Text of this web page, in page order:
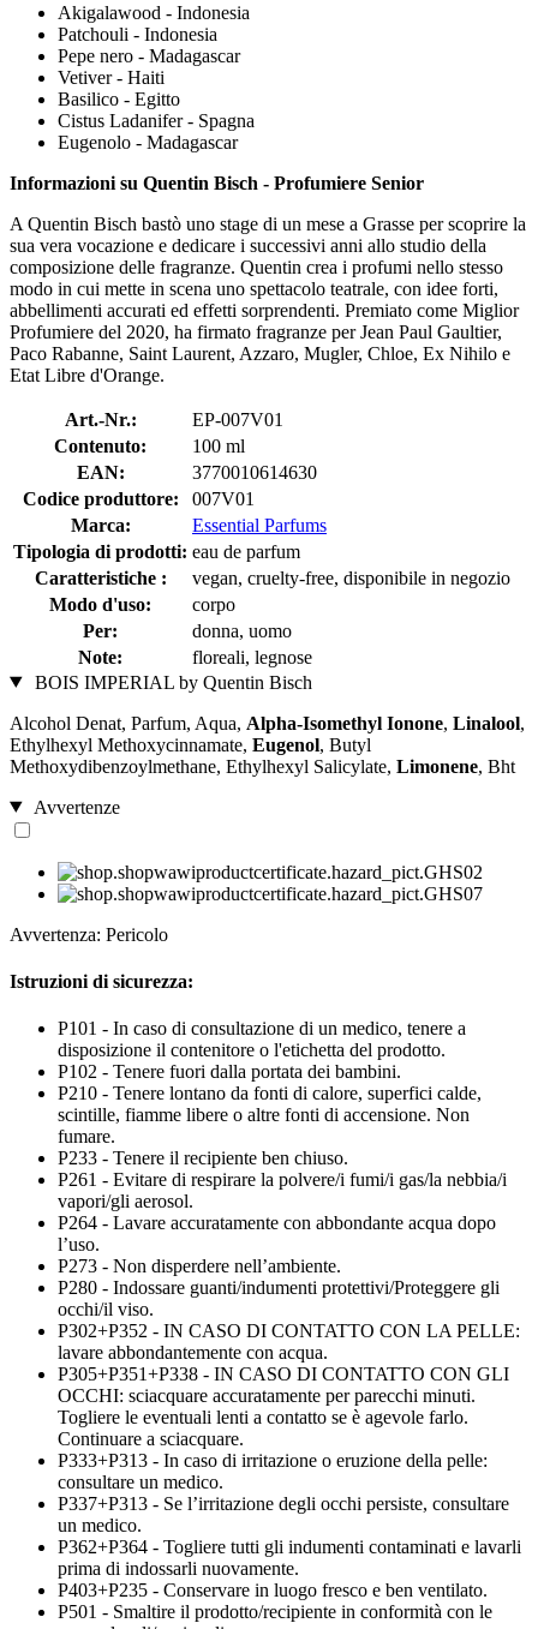
Akigalawood - Indonesia
Patchouli - Indonesia
Pepe nero - Madagascar
Vetiver - Haiti
Basilico - Egitto
Cistus Ladanifer - Spagna
Eugenolo - Madagascar
Informazioni su Quentin Bisch - Profumiere Senior
A Quentin Bisch bastò uno stage di un mese a Grasse per scoprire la
sua vera vocazione e dedicare i successivi anni allo studio della
composizione delle fragranze. Quentin crea i profumi nello stesso
modo in cui mette in scena uno spettacolo teatrale, con idee forti,
abbellimenti accurati ed effetti sorprendenti. Premiato come Miglior
Profumiere del 2020, ha firmato fragranze per Jean Paul Gaultier,
Paco Rabanne, Saint Laurent, Azzaro, Mugler, Chloe, Ex Nihilo e
Etat Libre d'Orange.
Art.-Nr.:
EP-007V01
Contenuto:
100 ml
EAN:
3770010614630
Codice produttore:
007V01
Marca:
Essential Parfums
Tipologia di prodotti: eau de parfum
Caratteristiche :
vegan, cruelty-free, disponibile in negozio
Modo d'uso:
corpo
Per:
donna, uomo
Note:
floreali, legnose
BOIS IMPERIAL by Quentin Bisch
Alcohol Denat, Parfum, Aqua, Alpha-Isomethyl Ionone, Linalool,
Ethylhexyl Methoxycinnamate, Eugenol, Butyl
Methoxydibenzoylmethane, Ethylhexyl Salicylate, Limonene, Bht
Avvertenze
Avvertenza: Pericolo
Istruzioni di sicurezza:
P101 - In caso di consultazione di un medico, tenere a
disposizione il contenitore o l'etichetta del prodotto.
P102 - Tenere fuori dalla portata dei bambini.
P210 - Tenere lontano da fonti di calore, superfici calde,
scintille, fiamme libere o altre fonti di accensione. Non
fumare.
P233 - Tenere il recipiente ben chiuso.
P261 - Evitare di respirare la polvere/i fumi/i gas/la nebbia/i
vapori/gli aerosol.
P264 - Lavare accuratamente con abbondante acqua dopo
l’uso.
P273 - Non disperdere nell’ambiente.
P280 - Indossare guanti/indumenti protettivi/Proteggere gli
occhi/il viso.
P302+P352 - IN CASO DI CONTATTO CON LA PELLE:
lavare abbondantemente con acqua.
P305+P351+P338 - IN CASO DI CONTATTO CON GLI
OCCHI: sciacquare accuratamente per parecchi minuti.
Togliere le eventuali lenti a contatto se è agevole farlo.
Continuare a sciacquare.
P333+P313 - In caso di irritazione o eruzione della pelle:
consultare un medico.
P337+P313 - Se l’irritazione degli occhi persiste, consultare
un medico.
P362+P364 - Togliere tutti gli indumenti contaminati e lavarli
prima di indossarli nuovamente.
P403+P235 - Conservare in luogo fresco e ben ventilato.
P501 - Smaltire il prodotto/recipiente in conformità con le